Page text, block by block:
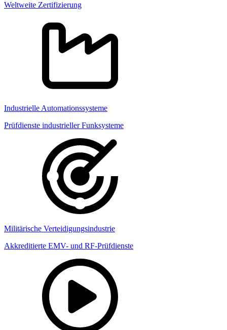
Weltweite Zertifizierung
Industrielle Automationssysteme
Prüfdienste industrieller Funksysteme
Militärische Verteidigungsindustrie
Akkreditierte EMV- und RF-Prüfdienste